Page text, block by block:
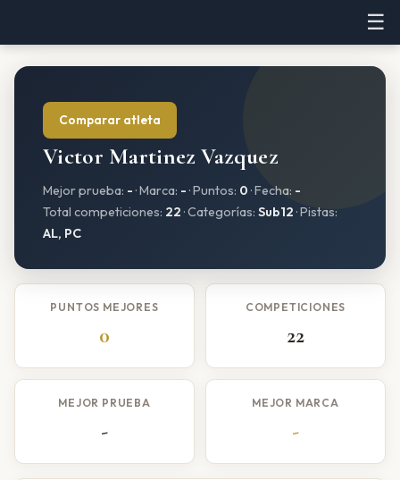
☰
Comparar atleta
Victor Martinez Vazquez
Mejor prueba: - · Marca: - · Puntos: 0 · Fecha: -
Total competiciones: 22 · Categorías: Sub12 · Pistas:
AL, PC
PUNTOS MEJORES
0
COMPETICIONES
22
MEJOR PRUEBA
-
MEJOR MARCA
-